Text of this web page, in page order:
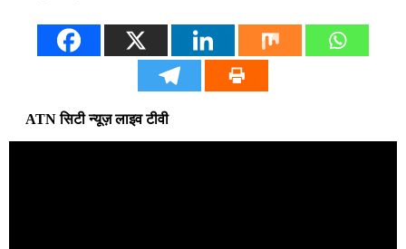
ATN सिटी न्यूज़ लाइव टीवी